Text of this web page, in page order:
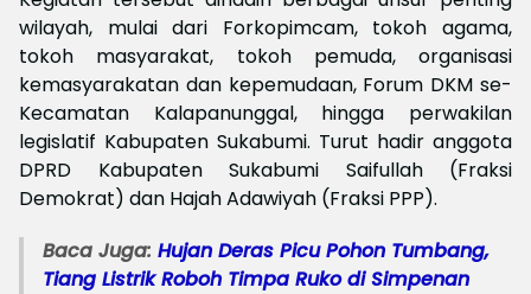
wilayah, mulai dari Forkopimcam, tokoh agama,
tokoh masyarakat, tokoh pemuda, organisasi
kemasyarakatan dan kepemudaan, Forum DKM se-
Kecamatan Kalapanunggal, hingga perwakilan
legislatif Kabupaten Sukabumi. Turut hadir anggota
DPRD Kabupaten Sukabumi Saifullah (Fraksi
Demokrat) dan Hajah Adawiyah (Fraksi PPP).
Baca Juga: Hujan Deras Picu Pohon Tumbang,
Tiang Listrik Roboh Timpa Ruko di Simpenan